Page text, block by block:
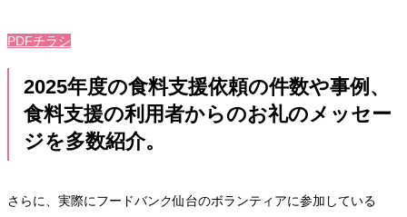
PDFチラシ
2025年度の食料支援依頼の件数や事例、
食料支援の利用者からのお礼のメッセー
ジを多数紹介。
さらに、実際にフードバンク仙台のボランティアに参加している